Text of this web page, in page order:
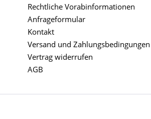
Rechtliche Vorabinformationen
Anfrageformular
Kontakt
Versand und Zahlungsbedingungen
Vertrag widerrufen
AGB